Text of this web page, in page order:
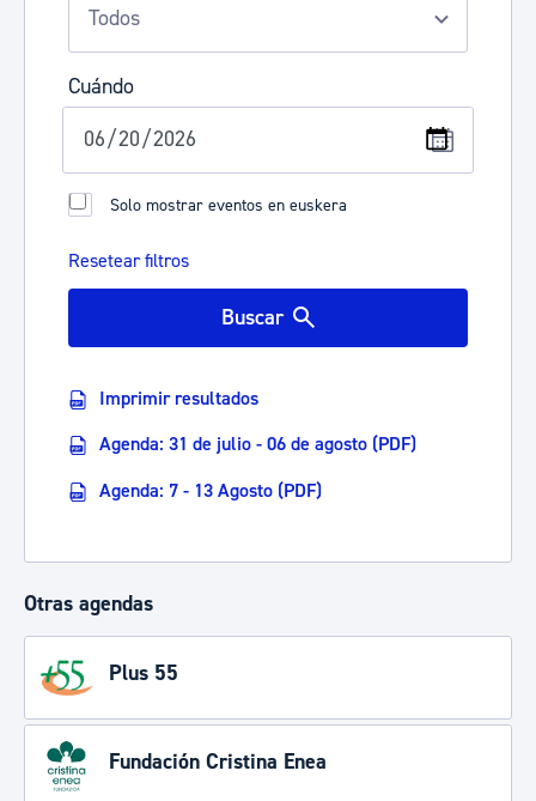
Cuándo
Solo mostrar eventos en euskera
Resetear filtros
Buscar
Imprimir resultados
Agenda: 31 de julio - 06 de agosto (PDF)
Agenda: 7 - 13 Agosto (PDF)
Otras agendas
Plus 55
Fundación Cristina Enea